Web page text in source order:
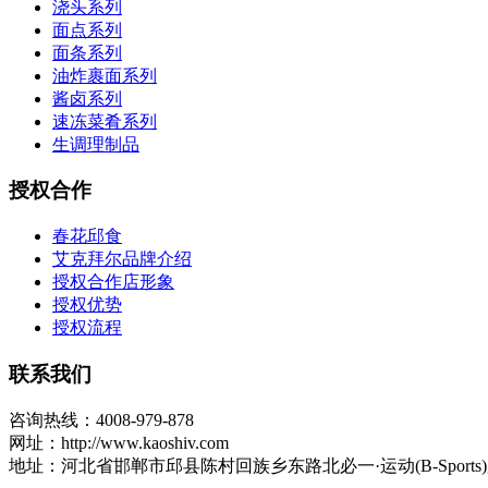
浇头系列
面点系列
面条系列
油炸裹面系列
酱卤系列
速冻菜肴系列
生调理制品
授权合作
春花邱食
艾克拜尔品牌介绍
授权合作店形象
授权优势
授权流程
联系我们
咨询热线：4008-979-878
网址：http://www.kaoshiv.com
地址：河北省邯郸市邱县陈村回族乡东路北必一·运动(B-